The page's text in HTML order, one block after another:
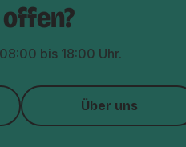
bis 18:00 Uhr.
Über uns